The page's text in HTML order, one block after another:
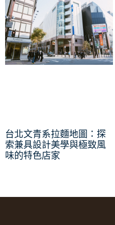
台北文青系拉麵地圖：探
索兼具設計美學與極致風
味的特色店家